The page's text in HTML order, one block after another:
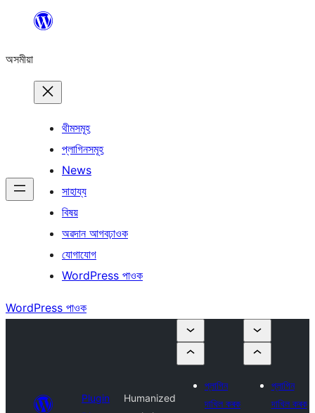
বিষয়বস্তুলৈ
অসমীয়া
থীমসমূহ
প্লাগিনসমূহ
News
সাহায্য
বিষয়
অৱদান আগবঢ়াওক
যোগাযোগ
WordPress পাওক
WordPress পাওক
Plugin
Humanized
প্লাগিন
দাখিল কৰক
প্লাগিন
দাখিল কৰক